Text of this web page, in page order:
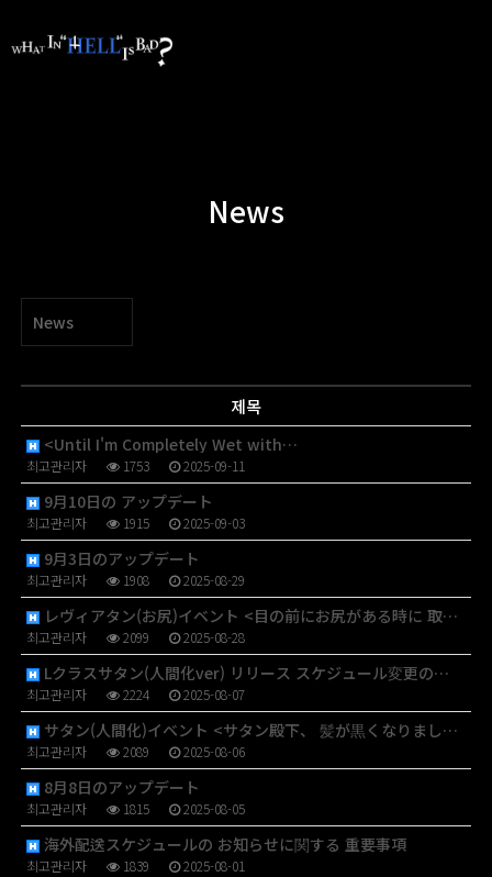
News
News
제목
<Until I'm Completely Wet with…
최고관리자 1753 2025-09-11
9月10日の アップデート
최고관리자 1915 2025-09-03
9月3日のアップデート
최고관리자 1908 2025-08-29
レヴィアタン(お尻)イベント <目の前にお尻がある時に 取る…
최고관리자 2099 2025-08-28
Lクラスサタン(人間化ver) リリース スケジュール変更の…
최고관리자 2224 2025-08-07
サタン(人間化)イベント <サタン殿下、 髪が黒くなりました…
최고관리자 2089 2025-08-06
8月8日のアップデート
최고관리자 1815 2025-08-05
海外配送スケジュールの お知らせに関する 重要事項
최고관리자 1839 2025-08-01